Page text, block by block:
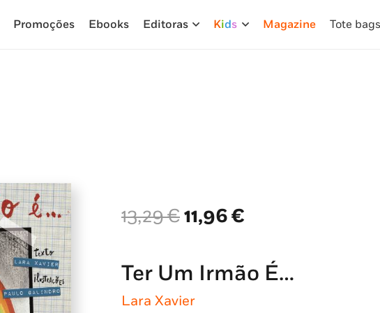
Promoções Ebooks Editoras Kids Magazine Tote bags
13,29€O
preço
era:
13,29 €.
11,96€
é:
11,96 €.
Ter Um Irmão É…
Lara Xavier